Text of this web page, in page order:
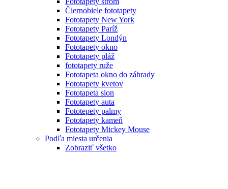
Čiernobiele fototapety
Fototapety New York
Fototapety Paríž
Fototapety Londýn
Fototapety okno
Fototapety pláž
fototapety ruže
Fototapeta okno do záhrady
Fototapety kvetov
Fototapeta slon
Fototapety auta
Fototepety palmy
Fototapety kameň
Fototapety Mickey Mouse
Podľa miesta určenia
Zobraziť všetko